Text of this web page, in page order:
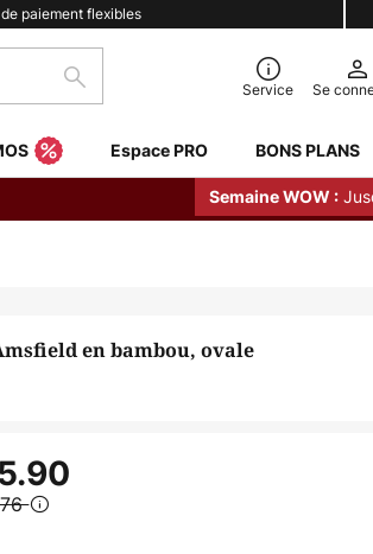
paiement flexibles
Rechercher Service Se
Espace PRO BONS PLANS
Semaine WOW :
en bambou, ovale